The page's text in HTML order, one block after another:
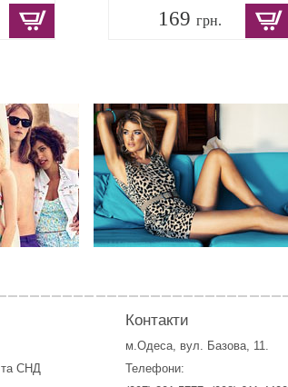
169 грн.
та СНД
Контакти
м.Одеса, вул. Базова, 11.
Телефони: